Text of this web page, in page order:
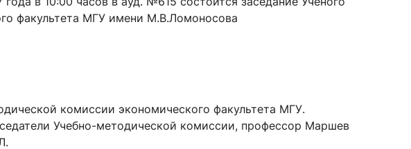
зал
и цифровые базы
факультета
Преподавателям
факультета МГУ имени М.В.Ломоносова
комиссии экономического факультета МГУ.
Учебно-методической комиссии, профессор Маршев